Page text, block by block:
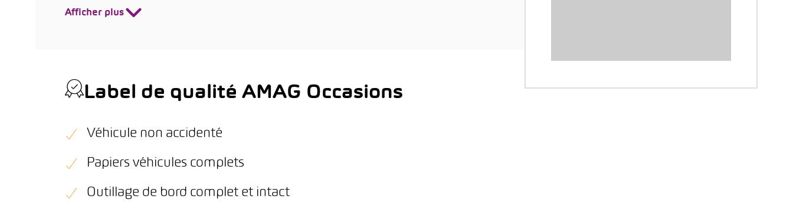
Afficher plus
Label de qualité AMAG Occasions
Véhicule non accidenté
Papiers véhicules complets
Outillage de bord complet et intact